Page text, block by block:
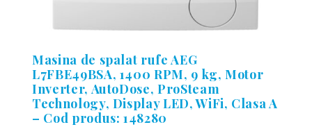
Masina de spalat rufe AEG
L7FBE49BSA, 1400 RPM, 9 kg, Motor
Inverter, AutoDose, ProSteam
Technology, Display LED, WiFi, Clasa A
– Cod produs: 148280